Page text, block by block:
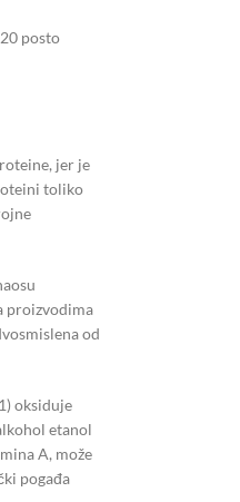
posto
jer je
toliko
proizvodima
od
oksiduje
etanol
A, može
pogađa